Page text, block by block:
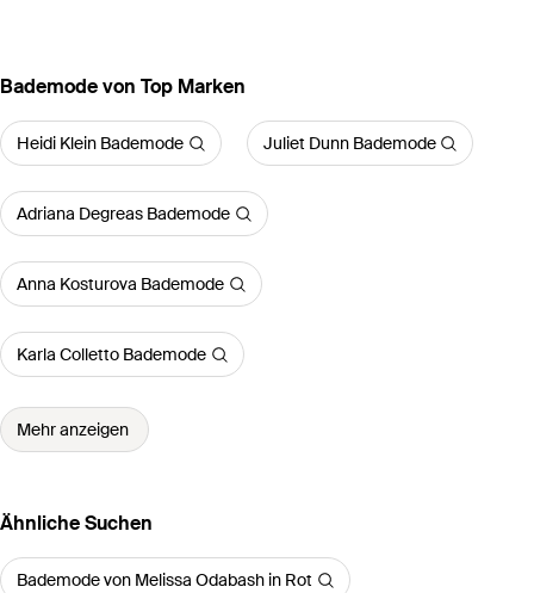
Bademode von Top Marken
Heidi Klein Bademode Juliet Dunn Bademode
Adriana Degreas Bademode
Anna Kosturova Bademode
Karla Colletto Bademode
Mehr anzeigen
Ähnliche Suchen
Bademode von Melissa Odabash in Rot